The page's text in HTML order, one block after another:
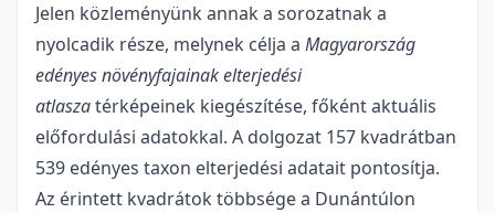
Jelen közleményünk annak a sorozatnak a
nyolcadik része, melynek célja a Magyaror­szág
edényes növényfajainak elterjedési
atlaszatérképeinek kiegészítése, főként aktuális
előfordulási adatokkal. A dolgozat 157 kvadrátban
539 edényes taxon elterjedési adatait pontosítja.
Az érintett kvadrátok többsége a Dunántúlon